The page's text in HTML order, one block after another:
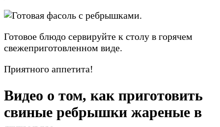
Готовое блюдо сервируйте к столу в горячем
свежеприготовленном виде.
Приятного аппетита!
Видео о том, как приготовить
свиные ребрышки жареные в